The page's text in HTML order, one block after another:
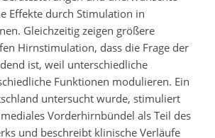
Effekte durch Stimulation in
Gleichzeitig zeigen größere
Hirnstimulation, dass die Frage der
ist, weil unterschiedliche
Funktionen modulieren. Ein
untersucht wurde, stimuliert
Vorderhirnbündel als Teil des
und beschreibt klinische Verläufe